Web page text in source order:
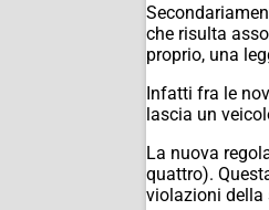
che risulta
proprio, una
Infatti fra le
lascia un
La nuova
quattro).
violazioni della